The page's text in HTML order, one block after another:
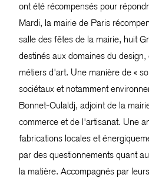
ont été récompensés pour
Mardi, la mairie de Paris
salle des fêtes de la mairie, huit
destinés aux domaines du
métiers d'art. Une manière de «
sociétaux et notamment
Bonnet-Oulaldj, adjoint de la
commerce et de l'artisanat. Une
fabrications locales et
par des questionnements quant
la matière. Accompagnés par